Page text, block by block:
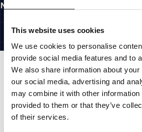
This website uses cookies
We use cookies to personalise
provide social media features and to
We also share information about
our social media, advertising and
may combine it with other information
provided to them or that they’ve
of their services.
NÜTZLICHE LINKS
©1997 - 2026 PITBULL SP. Z O.O. ALLE
SITE CREDITS
NACH OBEN GEHEN